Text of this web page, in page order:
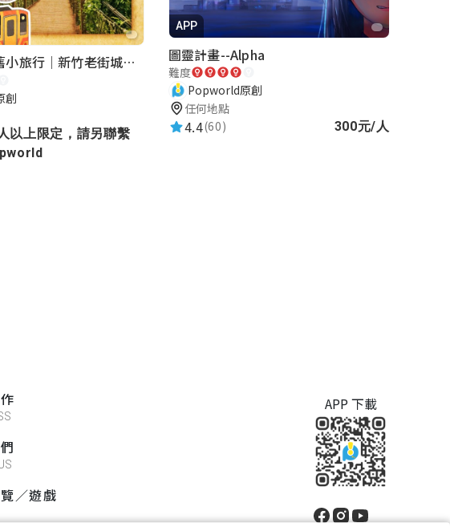
內灣老街-懷舊小旅行｜新竹老街城市解謎
創
以上限定，請另聯繫
APP
圖靈計畫--Alpha
難度
Popworld原創
任何地點
4.4(60) 300元/人
／遊戲
APP 下載